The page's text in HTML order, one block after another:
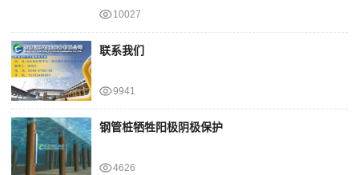
10027
联系我们
9941
钢管桩牺牲阳极阴极保护
4626